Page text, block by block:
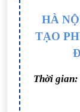
HÀ
TẠO
Thời gian: